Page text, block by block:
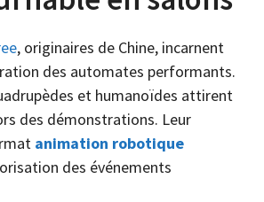
, originaires de Chine, incarnent
des automates performants.
et humanoïdes attirent
des démonstrations. Leur
animation robotique
des événements